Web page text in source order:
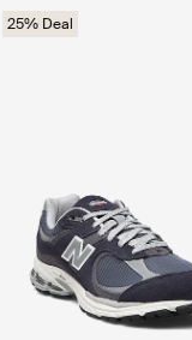
25% Deal